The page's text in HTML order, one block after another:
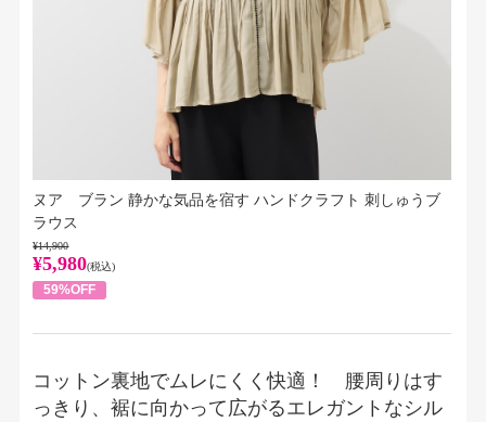
ヌア ブラン 静かな気品を宿す ハンドクラフト 刺しゅうブ
ラウス
¥14,900
¥5,980(税込)
59%OFF
コットン裏地でムレにくく快適！ 腰周りはす
っきり、裾に向かって広がるエレガントなシル